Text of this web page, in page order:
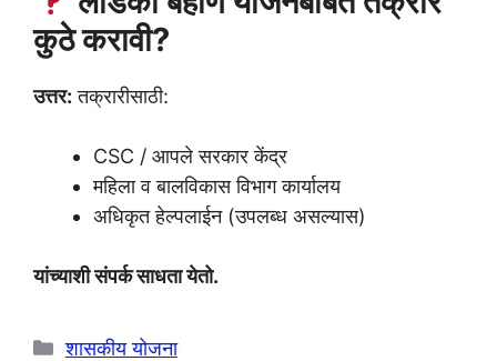
कुठे करावी?
उत्तर: तक्रारीसाठी:
CSC / आपले सरकार केंद्र
महिला व बालविकास विभाग कार्यालय
अधिकृत हेल्पलाईन (उपलब्ध असल्यास)
यांच्याशी संपर्क साधता येतो.
Categories
शासकीय योजना